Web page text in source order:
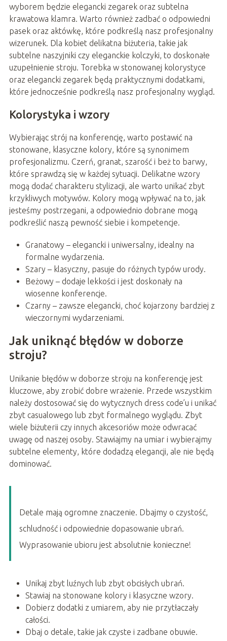
wyborem będzie elegancki zegarek oraz subtelna
krawatowa klamra. Warto również zadbać o odpowiedni
pasek oraz aktówkę, które podkreślą nasz profesjonalny
wizerunek. Dla kobiet delikatna biżuteria, takie jak
subtelne naszyjniki czy eleganckie kolczyki, to doskonałe
uzupełnienie stroju. Torebka w stonowanej kolorystyce
oraz elegancki zegarek będą praktycznymi dodatkami,
które jednocześnie podkreślą nasz profesjonalny wygląd.
Kolorystyka i wzory
Wybierając strój na konferencję, warto postawić na
stonowane, klasyczne kolory, które są synonimem
profesjonalizmu. Czerń, granat, szarość i beż to barwy,
które sprawdzą się w każdej sytuacji. Delikatne wzory
mogą dodać charakteru stylizacji, ale warto unikać zbyt
krzykliwych motywów. Kolory mogą wpływać na to, jak
jesteśmy postrzegani, a odpowiednio dobrane mogą
podkreślić naszą pewność siebie i kompetencje.
Granatowy – elegancki i uniwersalny, idealny na
formalne wydarzenia.
Szary – klasyczny, pasuje do różnych typów urody.
Beżowy – dodaje lekkości i jest doskonały na
wiosenne konferencje.
Czarny – zawsze elegancki, choć kojarzony bardziej z
wieczornymi wydarzeniami.
Jak uniknąć błędów w doborze
stroju?
Unikanie błędów w doborze stroju na konferencję jest
kluczowe, aby zrobić dobre wrażenie. Przede wszystkim
należy dostosować się do wytycznych dress code’u i unikać
zbyt casualowego lub zbyt formalnego wyglądu. Zbyt
wiele biżuterii czy innych akcesoriów może odwracać
uwagę od naszej osoby. Stawiajmy na umiar i wybierajmy
subtelne elementy, które dodadzą elegancji, ale nie będą
dominować.
Detale mają ogromne znaczenie. Dbajmy o czystość,
schludność i odpowiednie dopasowanie ubrań.
Wyprasowanie ubioru jest absolutnie konieczne!
Unikaj zbyt luźnych lub zbyt obcisłych ubrań.
Stawiaj na stonowane kolory i klasyczne wzory.
Dobierz dodatki z umiarem, aby nie przytłaczały
całości.
Dbaj o detale, takie jak czyste i zadbane obuwie.